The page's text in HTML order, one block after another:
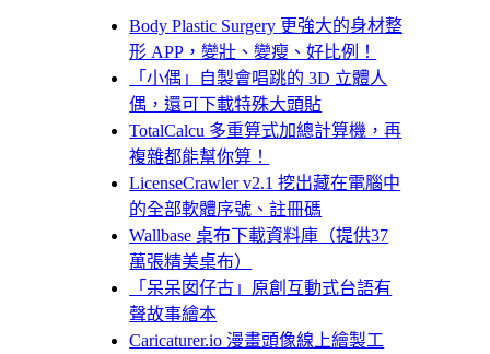
Body Plastic Surgery 更強大的身材整
形 APP，變壯、變瘦、好比例！
「小偶」自製會唱跳的 3D 立體人
偶，還可下載特殊大頭貼
TotalCalcu 多重算式加總計算機，再
複雜都能幫你算！
LicenseCrawler v2.1 挖出藏在電腦中
的全部軟體序號、註冊碼
Wallbase 桌布下載資料庫（提供37
萬張精美桌布）
「呆呆囡仔古」原創互動式台語有
聲故事繪本
Caricaturer.io 漫畫頭像線上繪製工